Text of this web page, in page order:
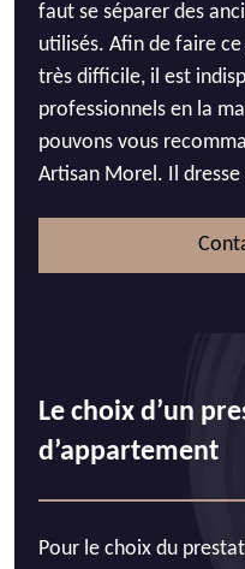
faut se séparer des
utilisés. Afin de faire
très difficile, il est
professionnels en la
pouvons vous
Artisan Morel. Il
Le choix d’un
d’appartement
Pour le choix du